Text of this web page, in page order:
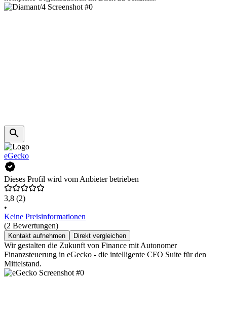
eGecko
Dieses Profil wird vom Anbieter betrieben
3,8 (2)
•
Keine Preisinformationen
(2 Bewertungen)
Kontakt aufnehmen Direkt vergleichen
Wir gestalten die Zukunft von Finance mit Autonomer
Finanzsteuerung in eGecko - die intelligente CFO Suite für den
Mittelstand.